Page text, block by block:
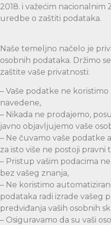
2018. i važećim
uredbe o zaštiti podataka.
Naše temeljno načelo je
osobnih podataka. Držimo
zaštite vaše privatnosti:
– Vaše podatke ne
navedene,
– Nikada ne prodajemo,
javno objavljujemo vaše
– Ne čuvamo vaše podatke
za isto više ne postoji pravni
– Pristup vašim podacima
bez vašeg znanja,
– Ne koristimo
podataka radi izrade vašeg
predviđanja vaših osobnih
– Osiguravamo da su vaši